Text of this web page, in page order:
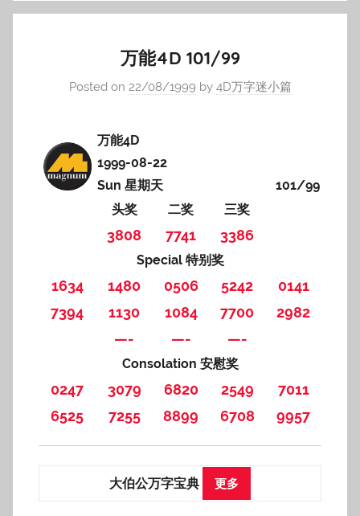
万能4D 101/99
Posted on 22/08/1999 by 4D万字迷小篇
万能4D
1999-08-22
Sun 星期天
101/99
头奖
二奖 三奖
3808 7741 3386
Special 特别奖
1634 1480 0506 5242
0141
7394
1130 1084 7700
2982
—-
—- —-
Consolation 安慰奖
0247 3079 6820 2549
7011
6525
7255 8899 6708 9957
大伯公万字宝典 更多